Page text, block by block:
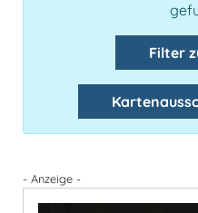
Filter
- Anzeige -